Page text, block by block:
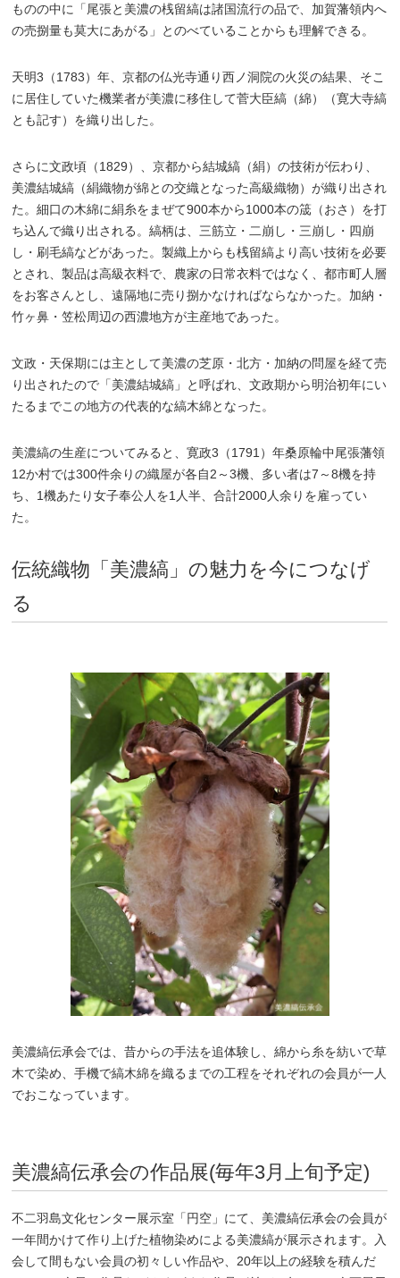
ものの中に「尾張と美濃の桟留縞は諸国流行の品で、加賀藩領内へ
の売捌量も莫大にあがる」とのべていることからも理解できる。
天明3（1783）年、京都の仏光寺通り西ノ洞院の火災の結果、そこ
に居住していた機業者が美濃に移住して菅大臣縞（綿）（寛大寺縞
とも記す）を織り出した。
さらに文政頃（1829）、京都から結城縞（絹）の技術が伝わり、
美濃結城縞（絹織物が綿との交織となった高級織物）が織り出され
た。細口の木綿に絹糸をまぜて900本から1000本の筬（おさ）を打
ち込んで織り出される。縞柄は、三筋立・二崩し・三崩し・四崩
し・刷毛縞などがあった。製織上からも桟留縞より高い技術を必要
とされ、製品は高級衣料で、農家の日常衣料ではなく、都市町人層
をお客さんとし、遠隔地に売り捌かなければならなかった。加納・
竹ヶ鼻・笠松周辺の西濃地方が主産地であった。
文政・天保期には主として美濃の芝原・北方・加納の問屋を経て売
り出されたので「美濃結城縞」と呼ばれ、文政期から明治初年にい
たるまでこの地方の代表的な縞木綿となった。
美濃縞の生産についてみると、寛政3（1791）年桑原輪中尾張藩領
12か村では300件余りの織屋が各自2～3機、多い者は7～8機を持
ち、1機あたり女子奉公人を1人半、合計2000人余りを雇ってい
た。
伝統織物「美濃縞」の魅力を今につなげ
る
美濃縞伝承会では、昔からの手法を追体験し、綿から糸を紡いで草
木で染め、手機で縞木綿を織るまでの工程をそれぞれの会員が一人
でおこなっています。
美濃縞伝承会の作品展(毎年3月上旬予定)
不二羽島文化センター展示室「円空」にて、美濃縞伝承会の会員が
一年間かけて作り上げた植物染めによる美濃縞が展示されます。入
会して間もない会員の初々しい作品や、20年以上の経験を積んだ